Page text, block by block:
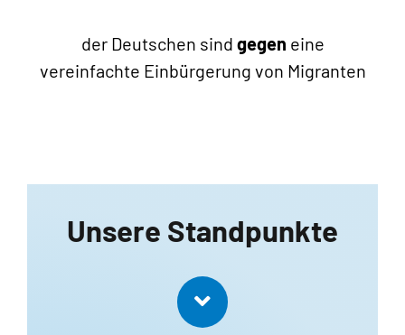
der Deutschen sind gegen eine
vereinfachte Einbürgerung von Migranten
Unsere Standpunkte